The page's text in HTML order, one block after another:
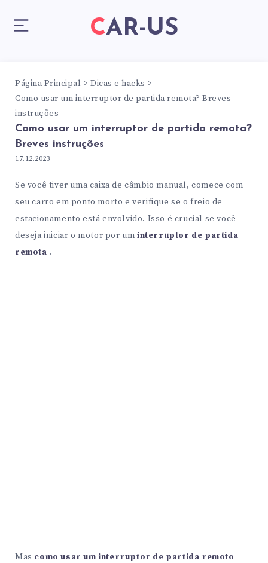
CAR-US
Página Principal
Dicas e hacks
Como usar um interruptor de partida remota? Breves
instruções
Como usar um interruptor de partida remota?
Breves instruções
17.12.2023
Se você tiver uma caixa de câmbio manual, comece com
seu carro em ponto morto e verifique se o freio de
estacionamento está envolvido. Isso é crucial se você
deseja iniciar o motor por uminterruptor de partida
remota .
Mas como usar um interruptor de partida remoto